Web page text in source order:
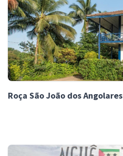
Roça São João dos Angolares